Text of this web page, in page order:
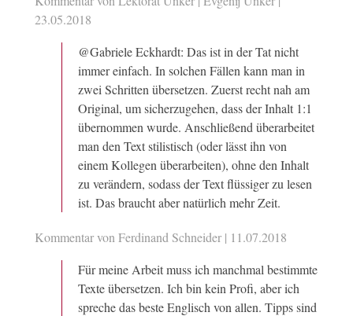
23.05.2018
@Gabriele Eckhardt: Das ist in der Tat nicht
immer einfach. In solchen Fällen kann man in
zwei Schritten übersetzen. Zuerst recht nah am
Original, um sicherzugehen, dass der Inhalt 1:1
übernommen wurde. Anschließend überarbeitet
man den Text stilistisch (oder lässt ihn von
einem Kollegen überarbeiten), ohne den Inhalt
zu verändern, sodass der Text flüssiger zu lesen
ist. Das braucht aber natürlich mehr Zeit.
Kommentar von Ferdinand Schneider | 11.07.2018
Für meine Arbeit muss ich manchmal bestimmte
Texte übersetzen. Ich bin kein Profi, aber ich
spreche das beste Englisch von allen. Tipps sind